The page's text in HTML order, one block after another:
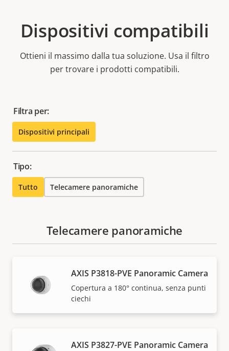
Dispositivi compatibili
Ottieni il massimo dalla tua soluzione. Usa il filtro
per trovare i prodotti compatibili.
Filtra per:
Dispositivi principali
Tipo:
Tutto Telecamere panoramiche
Telecamere panoramiche
AXIS P3818-PVE Panoramic Camera
Copertura a 180° continua, senza punti
ciechi
AXIS P3827-PVE Panoramic Camera